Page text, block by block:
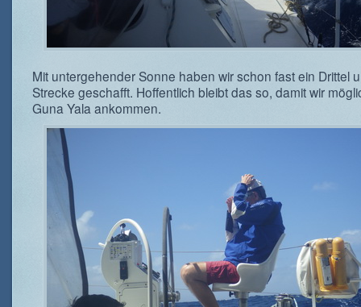
Mit untergehender Sonne haben wir schon fast ein Drittel
Strecke geschafft. Hoffentlich bleibt das so, damit wir
Guna Yala ankommen.